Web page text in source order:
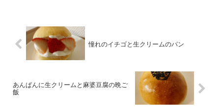
憧れのイチゴと生クリームのパン
あんぱんに生クリームと麻婆豆腐の晩ご
飯